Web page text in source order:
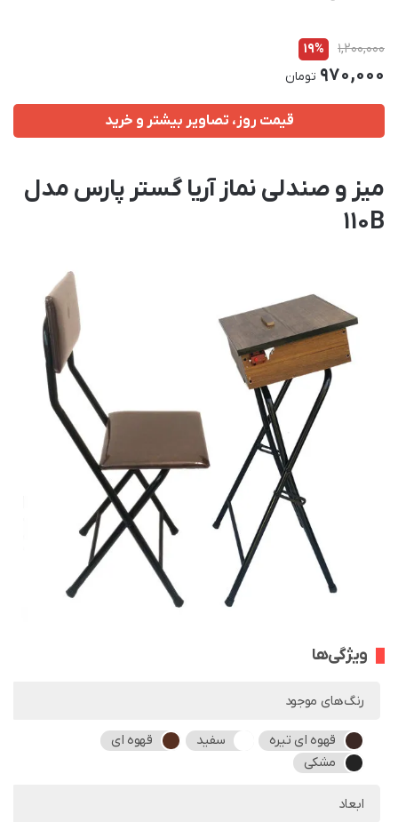
1,200,000
19%
970,000 تومان
قیمت روز، تصاویر بیشتر و خرید
میز و صندلی نماز آریا گستر پارس مدل
110B
ویژگی‌ها
رنگ‌های موجود
قهوه ای تیره سفید
قهوه ای
مشکی
ابعاد